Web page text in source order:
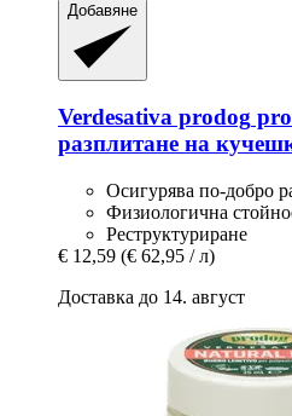
Добавяне
Verdesativa prodog
разплитане на
Осигурява по-добро
Физиологична
Реструктуриране
€ 12,59 (€ 62,95 / л)
Доставка до 14. август